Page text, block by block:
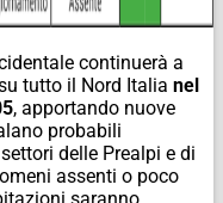
continuerà a
tutto il Nord Italia nel
, apportando nuove
probabili
delle Prealpi e di
assenti o poco
saranno